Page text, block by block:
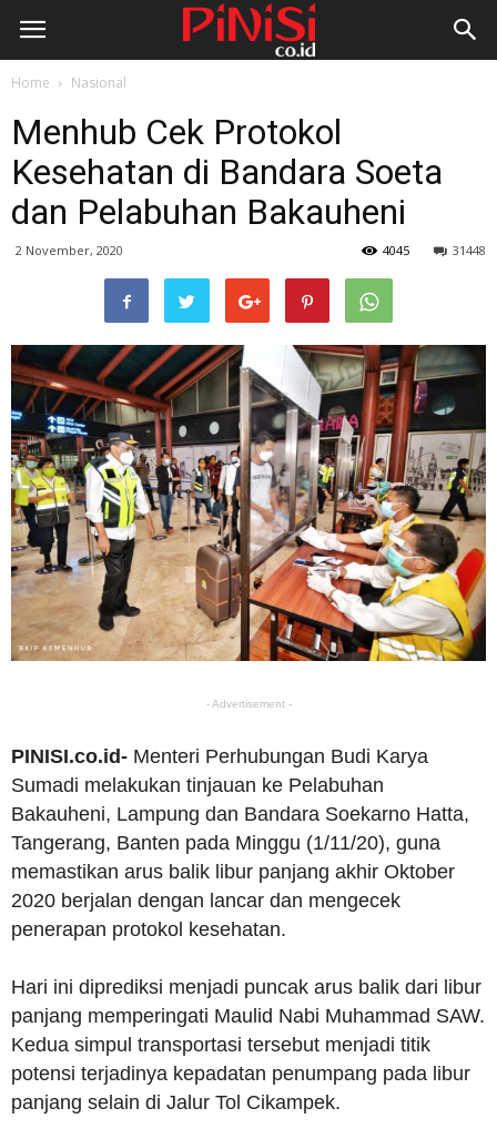
Home Nasional
Menhub Cek Protokol
Kesehatan di Bandara Soeta
dan Pelabuhan Bakauheni
2 November, 2020 31448
4045
- Advertisement -
PINISI.co.id- Menteri Perhubungan Budi Karya
Sumadi melakukan tinjauan ke Pelabuhan
Bakauheni, Lampung dan Bandara Soekarno Hatta,
Tangerang, Banten pada Minggu (1/11/20), guna
memastikan arus balik libur panjang akhir Oktober
2020 berjalan dengan lancar dan mengecek
penerapan protokol kesehatan.
Hari ini diprediksi menjadi puncak arus balik dari libur
panjang memperingati Maulid Nabi Muhammad SAW.
Kedua simpul transportasi tersebut menjadi titik
potensi terjadinya kepadatan penumpang pada libur
panjang selain di Jalur Tol Cikampek.